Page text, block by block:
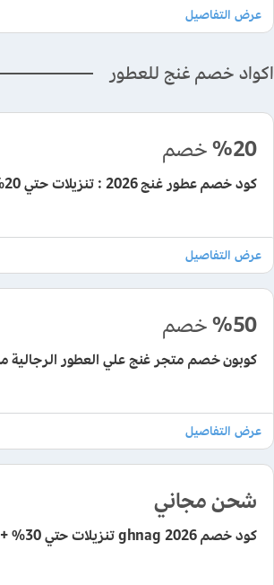
اكواد خصم غنج للعطور
%20خصم
كود خصم عطور غنج 2026 : تنزيلات حتي 20% علي باقات مختارة
%50خصم
كوبون خصم متجر غنج علي العطور الرجالية
شحن مجاني
كود خصم ghnag 2026 تنزيلات حتي 30% + شحن مجاني للمنتجات